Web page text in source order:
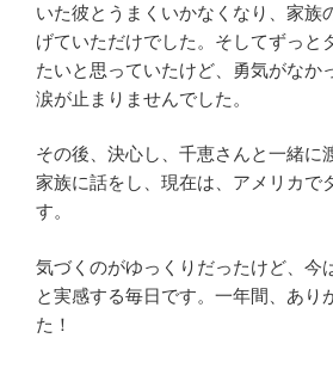
いた彼とうまくいかなくなり、家族
げていただけでした。そしてずっと
たいと思っていたけど、勇気がなか
涙が止まりませんでした。
その後、決心し、千恵さんと一緒に
家族に話をし、現在は、アメリカで
す。
気づくのがゆっくりだったけど、今
と実感する毎日です。一年間、あり
た！